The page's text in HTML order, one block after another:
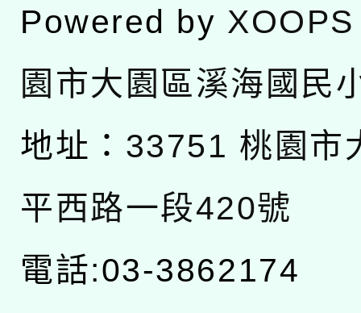
Powered by XOOPS
園市大園區溪海國民
地址： 33751 桃園市
平西路一段420號
電話:03-3862174